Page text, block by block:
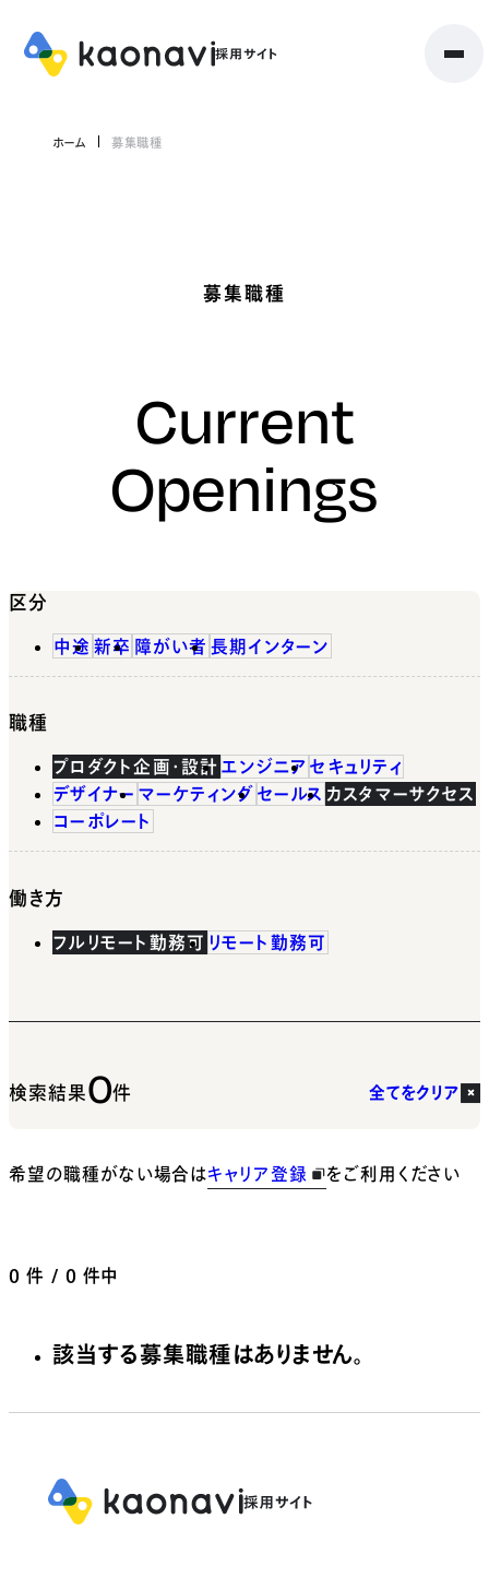
ホーム 募集職種
募集職種
Current
Openings
区分
中途 新卒 障がい者 長期インターン
職種
プロダクト企画・設計 エンジニア セキュリティ
デザイナー マーケティング セールス カスタマーサクセス
コーポレート
働き方
フルリモート勤務可 リモート勤務可
検索結果0件 全てをクリア
希望の職種がない場合はキャリア登録 をご利用ください
0 件 / 0 件中
該当する募集職種はありません。